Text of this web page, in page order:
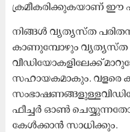
ക്രമീകരിക്കുകയാണ് ഈ
നിങ്ങൾ വ്യത്യസ്ത
കാണുമ്പോഴും
വീഡിയോകളിലേക്ക്
സഹായകമാകും. വളരെ
ഫീച്ചർ ഓൺ
കേൾക്കാൻ സാധിക്കും.